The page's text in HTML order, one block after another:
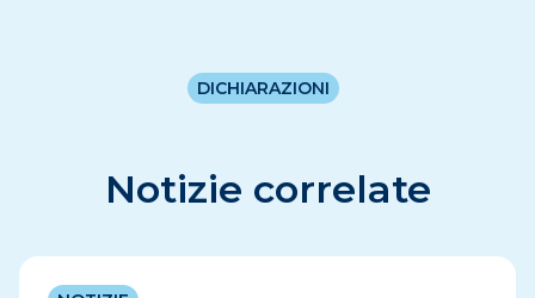
DICHIARAZIONI
Notizie correlate